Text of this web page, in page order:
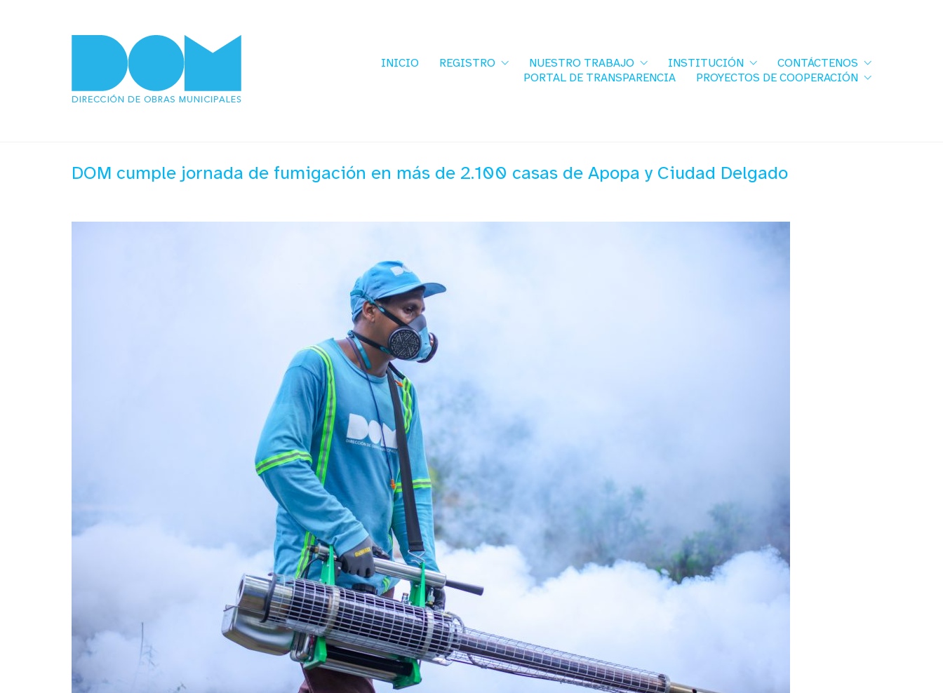
INICIO REGISTRO NUESTRO TRABAJO INSTITUCIÓN
CONTÁCTENOS
PORTAL DE TRANSPARENCIA
PROYECTOS DE COOPERACIÓN
DOM cumple jornada de fumigación en más de 2.100 casas de Apopa y Ciudad Delgado